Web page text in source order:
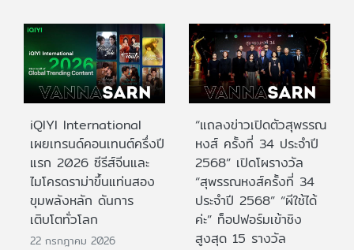
iQIYI International
เผยเทรนด์คอนเทนต์ครึ่งปี
แรก 2026 ซีรีส์จีนและ
ไมโครดราม่าขึ้นแท่นสอง
ขุมพลังหลัก ดันการ
เติบโตทั่วโลก
22 กรกฎาคม 2026
“แถลงข่าวเปิดตัวสุพรรณ
หงส์ ครั้งที่ 34 ประจำปี
2568” เปิดโผรางวัล
“สุพรรณหงส์ครั้งที่ 34
ประจำปี 2568” “ผีใช้ได้
ค่ะ” ท็อปฟอร์มเข้าชิง
สูงสุด 15 รางวัล